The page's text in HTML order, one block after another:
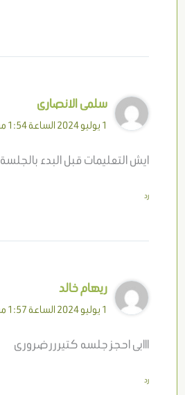
سلمى الانصارى
1 يوليو 2024 الساعة 1:54 مساءً
ايش التعليمات قبل البدء بالجلسة
رد
ريهام خالد
1 يوليو 2024 الساعة 1:57 مساءً
ااابى احجز جلسه كتيررر ضرورى
رد